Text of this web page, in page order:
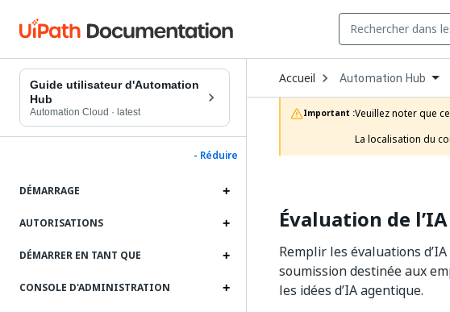
Guide utilisateur d'Automation
Hub
Automation Cloud · latest
- Réduire
DÉMARRAGE
AUTORISATIONS
DÉMARRER EN TANT QUE
CONSOLE D'ADMINISTRATION
Accueil Open
Dropdown
to
choose
product
Automation Hub
Important :Veuillez noter que
La localisation du
Évaluation de
Remplir les évaluations
soumission destinée aux
les idées d’IA agentique.